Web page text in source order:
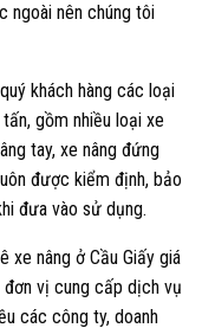
ngoài nên chúng tôi
khách hàng các loại
gồm nhiều loại xe
tay, xe nâng đứng
được kiểm định, bảo
đưa vào sử dụng.
xe nâng ở Cầu Giấy giá
vị cung cấp dịch vụ
các công ty, doanh